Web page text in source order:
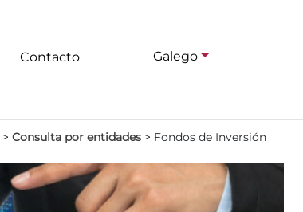
Contacto Galego
> Consulta por entidades > Fondos de Inversión